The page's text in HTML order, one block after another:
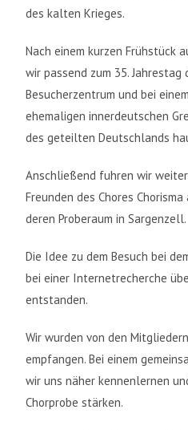
des kalten Krieges.
Nach einem kurzen Frühstück
wir passend zum 35.
Besucherzentrum und bei
ehemaligen innerdeutschen
des geteilten Deutschlands
Anschließend fuhren wir
Freunden des Chores
deren Proberaum in Sargenzell.
Die Idee zu dem Besuch bei
bei einer Internetrecherche
entstanden.
Wir wurden von den
empfangen. Bei einem
wir uns näher kennenlernen
Chorprobe stärken.